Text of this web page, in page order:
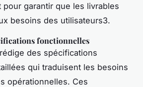
garantir que les livrables
besoins des utilisateurs3.
fonctionnelles
des spécifications
qui traduisent les besoins
opérationnelles. Ces